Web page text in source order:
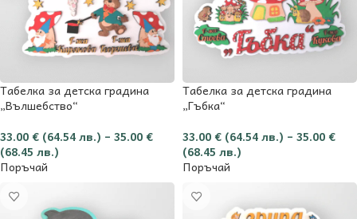
Табелка за детска градина
„Вълшебство“
33.00 € (64.54 лв.) – 35.00 €
(68.45 лв.)
Поръчай
Табелка за детска градина
„Гъбка“
33.00 € (64.54 лв.) – 35.00 €
(68.45 лв.)
Поръчай